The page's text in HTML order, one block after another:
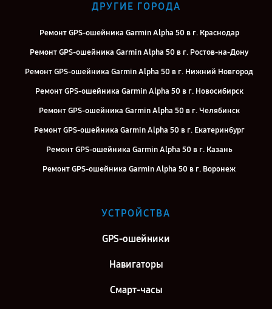
ДРУГИЕ ГОРОДА
Ремонт GPS-ошейника Garmin Alpha 50 в г. Краснодар
Ремонт GPS-ошейника Garmin Alpha 50 в г. Ростов-на-Дону
Ремонт GPS-ошейника Garmin Alpha 50 в г. Нижний Новгород
Ремонт GPS-ошейника Garmin Alpha 50 в г. Новосибирск
Ремонт GPS-ошейника Garmin Alpha 50 в г. Челябинск
Ремонт GPS-ошейника Garmin Alpha 50 в г. Екатеринбург
Ремонт GPS-ошейника Garmin Alpha 50 в г. Казань
Ремонт GPS-ошейника Garmin Alpha 50 в г. Воронеж
Ремонт GPS-ошейника Garmin Alpha 50 в г. Самара
УСТРОЙСТВА
GPS-ошейники
Навигаторы
Смарт-часы